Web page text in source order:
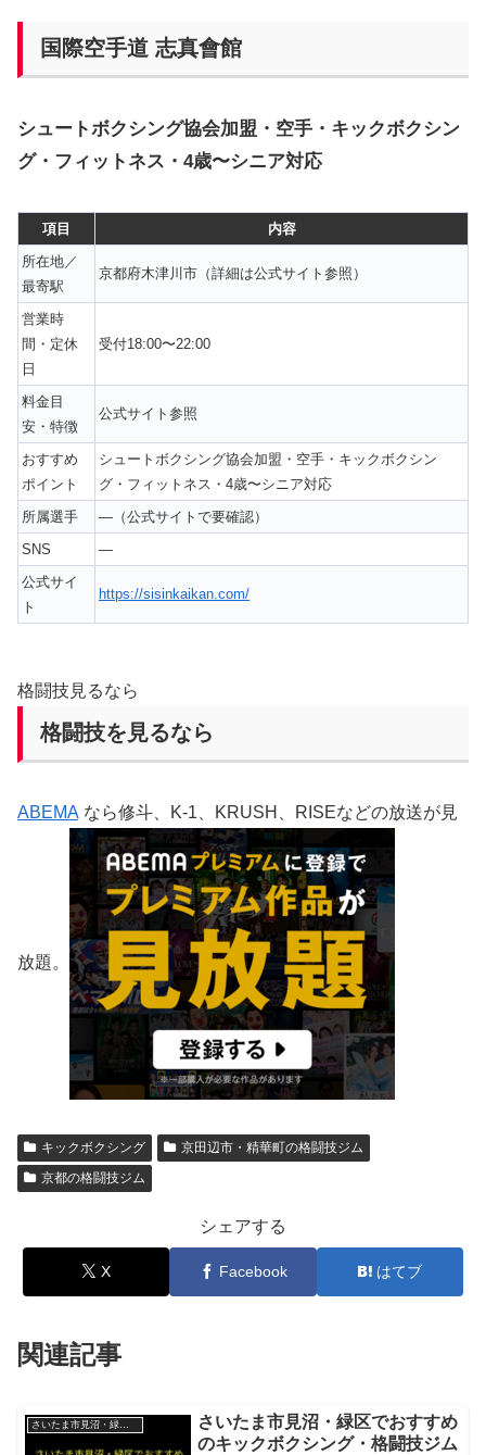
国際空手道 志真會館
シュートボクシング協会加盟・空手・キックボクシン
グ・フィットネス・4歳〜シニア対応
項目
内容
所在地／
最寄駅
京都府木津川市（詳細は公式サイト参照）
営業時
間・定休
日
受付18:00〜22:00
料金目
安・特徴
公式サイト参照
おすすめ
ポイント
シュートボクシング協会加盟・空手・キックボクシン
グ・フィットネス・4歳〜シニア対応
所属選手
—（公式サイトで要確認）
SNS
—
公式サイ
ト
https://sisinkaikan.com/
格闘技見るなら
格闘技を見るなら
ABEMA なら修斗、K-1、KRUSH、RISEなどの放送が見
放題。
キックボクシング
京田辺市・精華町の格闘技ジム
京都の格闘技ジム
シェアする
X Facebook はてブ
関連記事
さいたま市見沼・緑区の格闘技ジム
さいたま市見沼・緑区でおすすめ
のキックボクシング・格闘技ジム